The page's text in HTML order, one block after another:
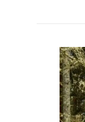
MTM
7100